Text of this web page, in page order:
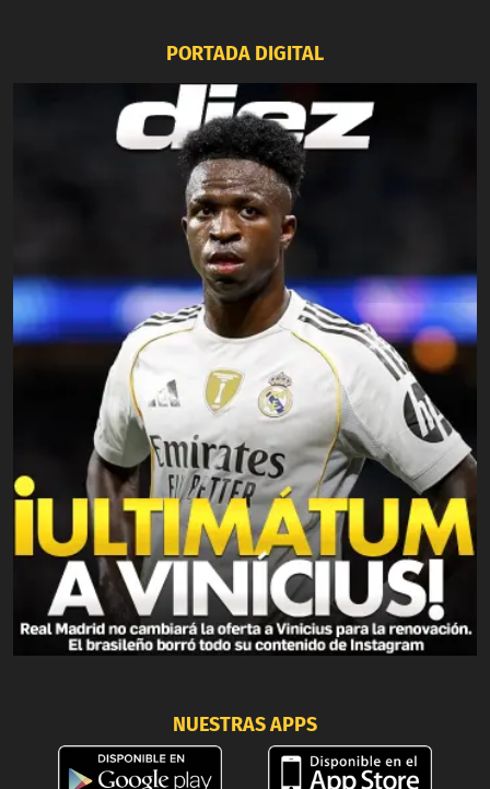
PORTADA DIGITAL
NUESTRAS APPS